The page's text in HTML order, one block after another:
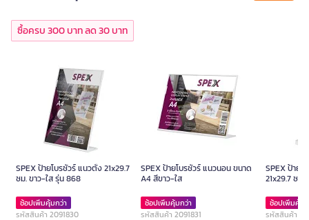
ซื้อครบ 300 บาท ลด 30 บาท
SPEX ป้ายโบรชัวร์ แนวตั้ง 21x29.7
ซม. ขาว-ใส รุ่น 868
ช้อปเพิ่มคุ้มกว่า
รหัสสินค้า 2091830
SPEX ป้ายโบรชัวร์ แนวนอน ขนาด
A4 สีขาว-ใส
ช้อปเพิ่มคุ้มกว่า
รหัสสินค้า 2091831
SPEX ป้าย
21x29.7 ซม.
ช้อปเพิ่มคุ้ม
รหัสสินค้า